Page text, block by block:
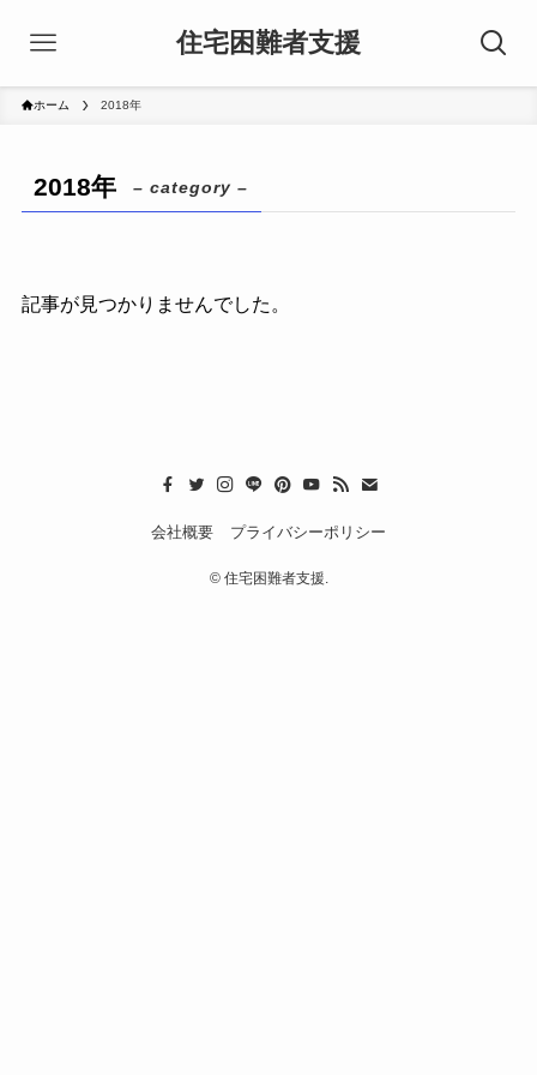
住宅困難者支援
ホーム 2018年
2018年 – category –
記事が見つかりませんでした。
会社概要 プライバシーポリシー
©住宅困難者支援.